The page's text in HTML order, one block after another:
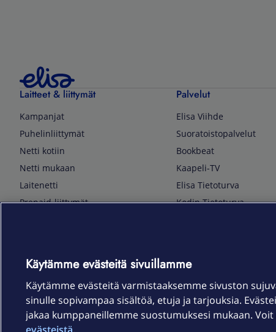
Laitteet & liittymät
Kampanjat
Puhelinliittymät
Netti kotiin
Netti mukaan
Laitenetti
Prepaid-liittymät
TV & audio
Kodinkoneet
Kamerat ja dronet
Kellot ja rannekkeet
Palvelut
Elisa Viihde
Suoratoistopalvelut
Bookbeat
Kaapeli-TV
Elisa Tietoturva
Kodin Tietoturva
Elisa Kotiverkko
Elisa Pilvilinna
Elisa Laiteturva
Elisa Rinnakkaisliittymät
Käytämme evästeitä sivuillamme
Käytämme evästeitä varmistaaksemme sivuston
sinulle sopivampaa sisältöä, etuja ja tarjouksia.
jakaa kumppaneillemme suostumuksesi mukaan.